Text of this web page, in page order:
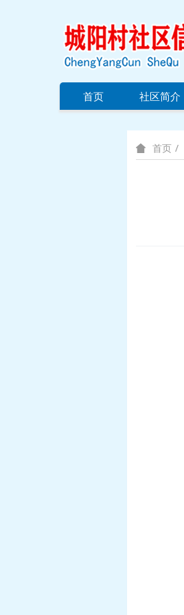
首页 社区简介
首页